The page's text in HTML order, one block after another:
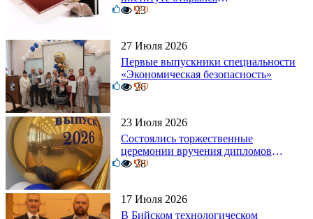
диссертационный совет!
0 0
23
27 Июля 2026
Первые выпускники специальности
«Экономическая безопасность»
0 0
26
23 Июля 2026
Состоялись торжественные
церемонии вручения дипломов
выпускникам БТИ
0 0
28
17 Июля 2026
В Бийском технологическом